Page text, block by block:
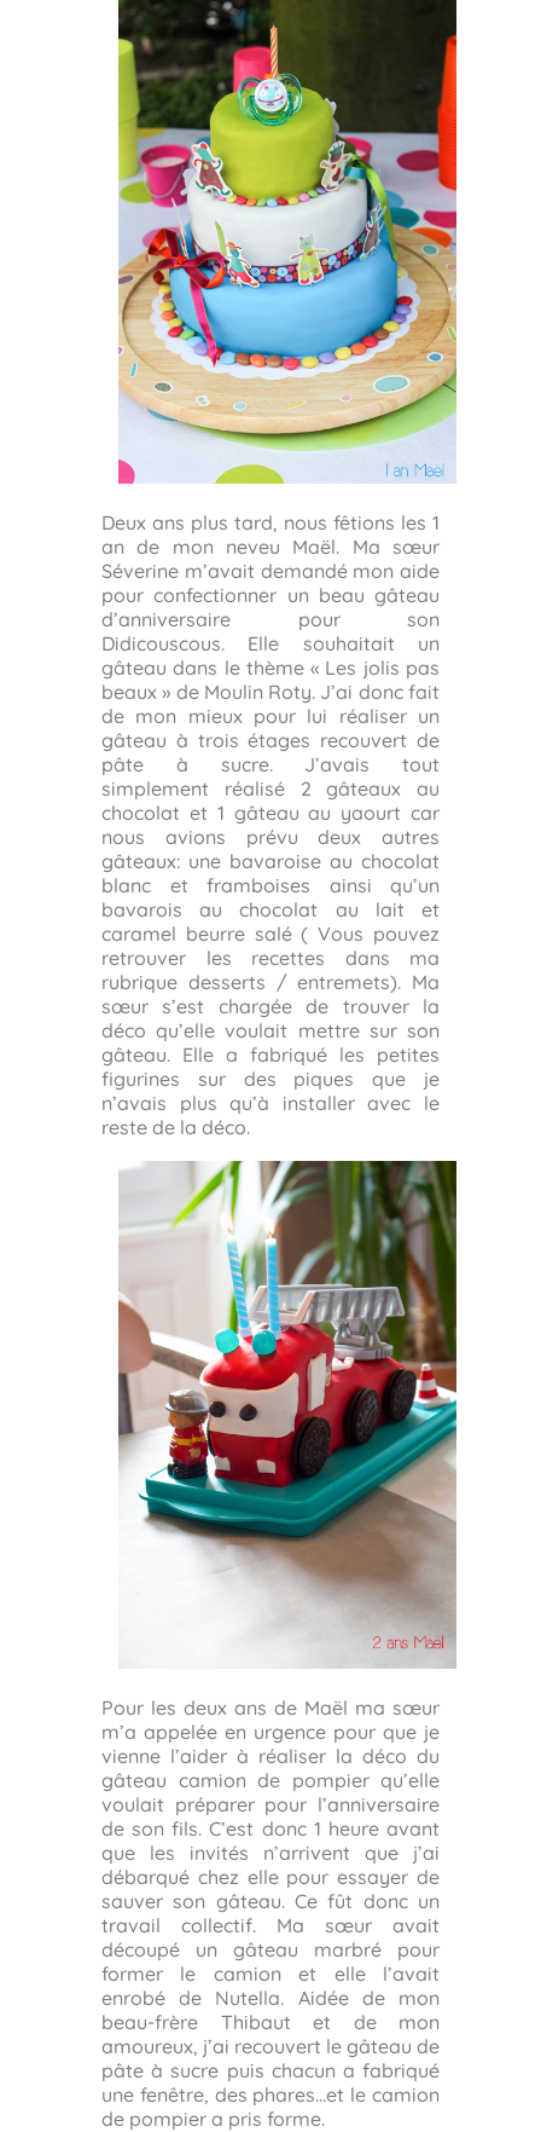
Deux ans plus tard, nous fêtions les 1
an de mon neveu Maël. Ma sœur
Séverine m’avait demandé mon aide
pour confectionner un beau gâteau
d’anniversaire pour son
Didicouscous. Elle souhaitait un
gâteau dans le thème « Les jolis pas
beaux » de Moulin Roty. J’ai donc fait
de mon mieux pour lui réaliser un
gâteau à trois étages recouvert de
pâte à sucre. J’avais tout
simplement réalisé 2 gâteaux au
chocolat et 1 gâteau au yaourt car
nous avions prévu deux autres
gâteaux: une bavaroise au chocolat
blanc et framboises ainsi qu’un
bavarois au chocolat au lait et
caramel beurre salé ( Vous pouvez
retrouver les recettes dans ma
rubrique desserts / entremets). Ma
sœur s’est chargée de trouver la
déco qu’elle voulait mettre sur son
gâteau. Elle a fabriqué les petites
figurines sur des piques que je
n’avais plus qu’à installer avec le
reste de la déco.
Pour les deux ans de Maël ma sœur
m’a appelée en urgence pour que je
vienne l’aider à réaliser la déco du
gâteau camion de pompier qu’elle
voulait préparer pour l’anniversaire
de son fils. C’est donc 1 heure avant
que les invités n’arrivent que j’ai
débarqué chez elle pour essayer de
sauver son gâteau. Ce fût donc un
travail collectif. Ma sœur avait
découpé un gâteau marbré pour
former le camion et elle l’avait
enrobé de Nutella. Aidée de mon
beau-frère Thibaut et de mon
amoureux, j’ai recouvert le gâteau de
pâte à sucre puis chacun a fabriqué
une fenêtre, des phares…et le camion
de pompier a pris forme.